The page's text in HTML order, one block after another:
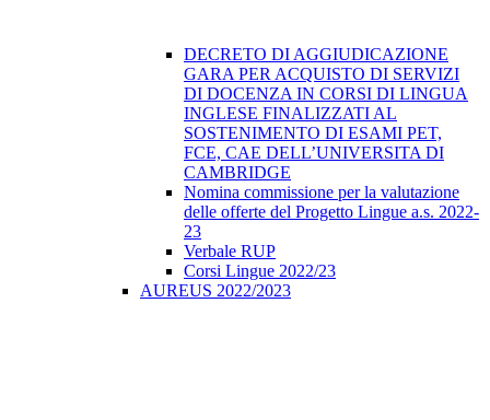
DECRETO DI AGGIUDICAZIONE
GARA PER ACQUISTO DI SERVIZI
DI DOCENZA IN CORSI DI LINGUA
INGLESE FINALIZZATI AL
SOSTENIMENTO DI ESAMI PET,
FCE, CAE DELL’UNIVERSITA DI
CAMBRIDGE
Nomina commissione per la valutazione
delle offerte del Progetto Lingue a.s. 2022-
23
Verbale RUP
Corsi Lingue 2022/23
AUREUS 2022/2023